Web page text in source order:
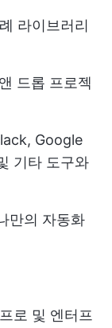
라이브러리
드롭 프로젝
Google
기타 도구와
만의 자동화
로 및 엔터프